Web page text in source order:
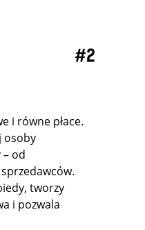
#2
i równe płace.
osoby
od
tworzy
i pozwala